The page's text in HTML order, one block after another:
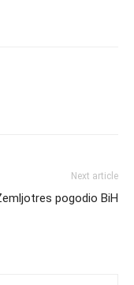
Next article
pogodio BiH